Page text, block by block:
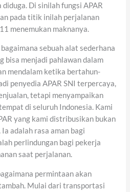
Di sinilah fungsi APAR
pada titik inilah perjalanan
menemukan maknanya.
sebuah alat sederhana
bisa menjadi pahlawan dalam
mendalam ketika bertahun-
penyedia APAR SNI terpercaya,
tetapi menyampaikan
di seluruh Indonesia. Kami
yang kami distribusikan bukan
adalah rasa aman bagi
perlindungan bagi pekerja
saat perjalanan.
permintaan akan
Mulai dari transportasi